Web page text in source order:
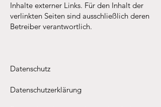
Inhalte externer Links. Für den Inhalt der
verlinkten Seiten sind ausschließlich deren
Betreiber verantwortlich.
Datenschutz
Datenschutzerklärung